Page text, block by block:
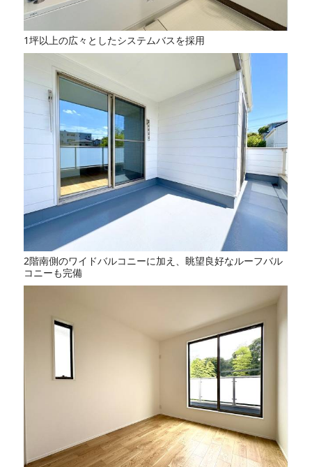
1坪以上の広々としたシステムバスを採用
2階南側のワイドバルコニーに加え、眺望良好なルーフバル
コニーも完備